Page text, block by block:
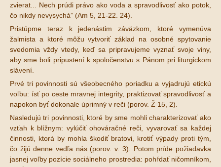
zvierat... Nech prúdi právo ako voda a spravodlivosť ako potok,
čo nikdy nevysychá” (Am 5, 21-22. 24).
Pristúpme teraz k jedenástim záväzkom, ktoré vymenúva
žalmista a ktoré môžu vytvoriť základ na osobné spytovanie
svedomia vždy vtedy, keď sa pripravujeme vyznať svoje viny,
aby sme boli pripustení k spoločenstvu s Pánom pri liturgickom
slávení.
Prvé tri povinnosti sú všeobecného poriadku a vyjadrujú etickú
voľbu: ísť po ceste mravnej integrity, praktizovať spravodlivosť a
napokon byť dokonale úprimný v reči (porov. Ž 15, 2).
Nasledujú tri povinnosti, ktoré by sme mohli charakterizovať ako
vzťah k blížnym: vylúčiť ohováračné reči, vyvarovať sa každej
činnosti, ktorá by mohla škodiť bratovi, krotiť výpady proti tým,
čo žijú denne vedľa nás (porov. v. 3). Potom príde požiadavka
jasnej voľby pozície sociálneho prostredia: pohŕdať ničomníkom,